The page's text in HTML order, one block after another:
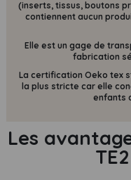
(inserts, tissus, boutons
contiennent aucun
Elle est un gage de
fabrication
La certification Oeko tex
la plus stricte car elle
enfants
Les